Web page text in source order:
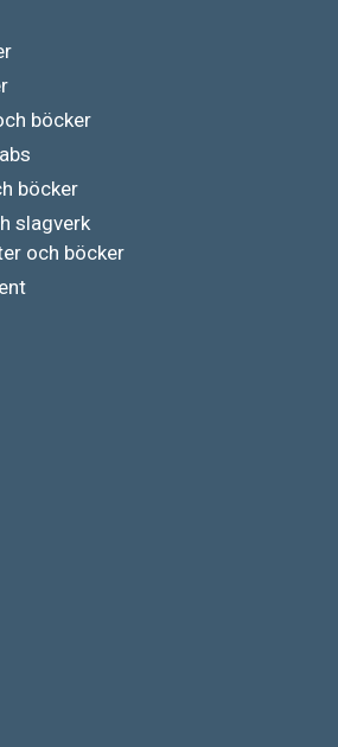
böcker
böcker
slagverk
och böcker